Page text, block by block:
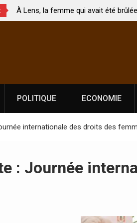
qui avait été brûlée avec son bébé
est morte
POLITIQUE ECONOMIE
internationale des droits des
: Journée